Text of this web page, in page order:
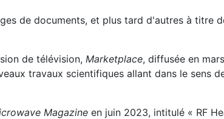
de documents, et plus tard d'autres à titre
de télévision, Marketplace, diffusée en
travaux scientifiques allant dans le sens
Magazine en juin 2023, intitulé « RF